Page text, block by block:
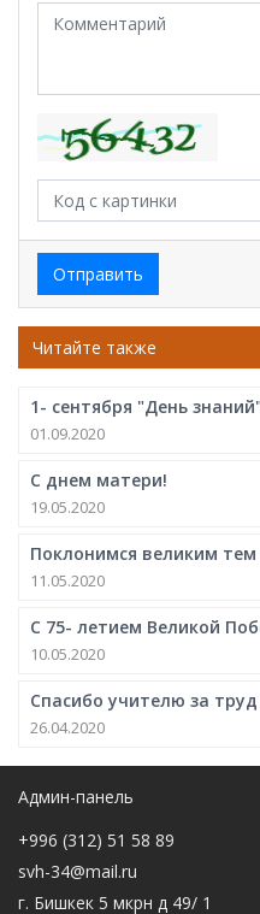
Отправить
Читайте также
1- сентября "День
01.09.2020
С днем матери!
19.05.2020
Поклонимся великим
11.05.2020
С 75- летием Великой
10.05.2020
Спасибо учителю за труд
26.04.2020
Админ-панель
+996 (312) 51 58 89
svh-34@mail.ru
г. Бишкек 5 мкрн д 49/ 1